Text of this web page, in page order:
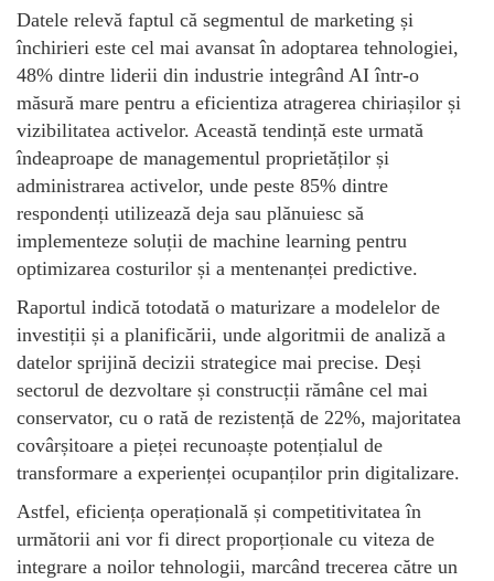
Datele relevă faptul că segmentul de marketing și
închirieri este cel mai avansat în adoptarea tehnologiei,
48% dintre liderii din industrie integrând AI într-o
măsură mare pentru a eficientiza atragerea chiriașilor și
vizibilitatea activelor. Această tendință este urmată
îndeaproape de managementul proprietăților și
administrarea activelor, unde peste 85% dintre
respondenți utilizează deja sau plănuiesc să
implementeze soluții de machine learning pentru
optimizarea costurilor și a mentenanței predictive.
Raportul indică totodată o maturizare a modelelor de
investiții și a planificării, unde algoritmii de analiză a
datelor sprijină decizii strategice mai precise. Deși
sectorul de dezvoltare și construcții rămâne cel mai
conservator, cu o rată de rezistență de 22%, majoritatea
covârșitoare a pieței recunoaște potențialul de
transformare a experienței ocupanților prin digitalizare.
Astfel, eficiența operațională și competitivitatea în
următorii ani vor fi direct proporționale cu viteza de
integrare a noilor tehnologii, marcând trecerea către un